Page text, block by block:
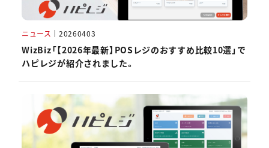
ニュース ｜ 20260403
WizBiz「【2026年最新】POSレジのおすすめ比較10選」で
ハピレジが紹介されました。